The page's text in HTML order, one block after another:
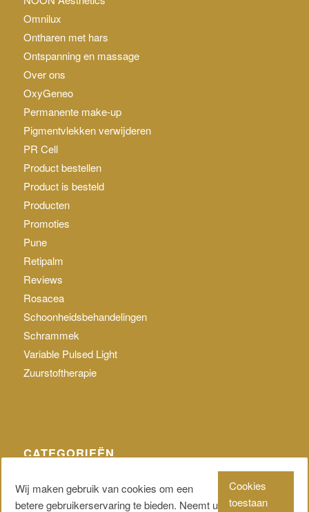
Omnilux
Ontharen met hars
Ontspanning en massage
Over ons
OxyGeneo
Permanente make-up
Pigmentvlekken verwijderen
PR Cell
Product bestellen
Product is besteld
Producten
Promoties
Pune
Retipalm
Reviews
Rosacea
Schoonheidsbehandelingen
Schrammek
Variable Pulsed Light
Zuurstoftherapie
CATEGORIEËN
Wij maken gebruik van cookies om een
betere gebruikerservaring te bieden. Neemt u
Cookies
toestaan